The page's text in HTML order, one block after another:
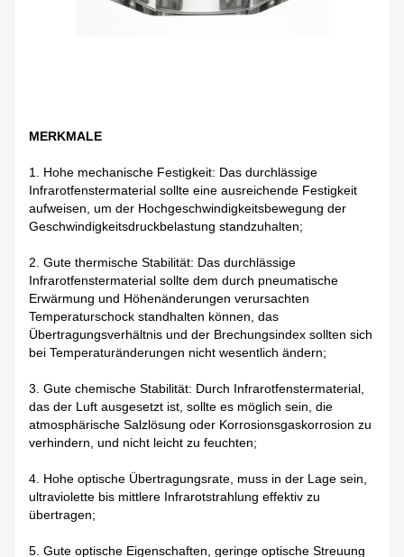
MERKMALE
1. Hohe mechanische Festigkeit: Das durchlässige
Infrarotfenstermaterial sollte eine ausreichende Festigkeit
aufweisen, um der Hochgeschwindigkeitsbewegung der
Geschwindigkeitsdruckbelastung standzuhalten;
2. Gute thermische Stabilität: Das durchlässige
Infrarotfenstermaterial sollte dem durch pneumatische
Erwärmung und Höhenänderungen verursachten
Temperaturschock standhalten können, das
Übertragungsverhältnis und der Brechungsindex sollten sich
bei Temperaturänderungen nicht wesentlich ändern;
3. Gute chemische Stabilität: Durch Infrarotfenstermaterial,
das der Luft ausgesetzt ist, sollte es möglich sein, die
atmosphärische Salzlösung oder Korrosionsgaskorrosion zu
verhindern, und nicht leicht zu feuchten;
4. Hohe optische Übertragungsrate, muss in der Lage sein,
ultraviolette bis mittlere Infrarotstrahlung effektiv zu
übertragen;
5. Gute optische Eigenschaften, geringe optische Streuung